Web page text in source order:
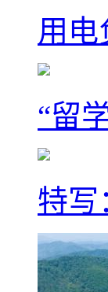
用电
“留
特写